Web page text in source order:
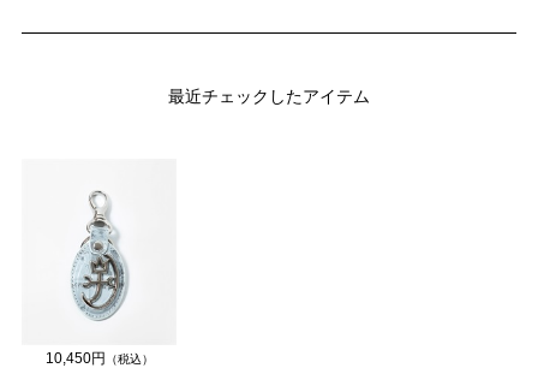
最近チェックしたアイテム
10,450円 （税込）